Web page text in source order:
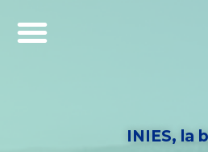
INIES, la